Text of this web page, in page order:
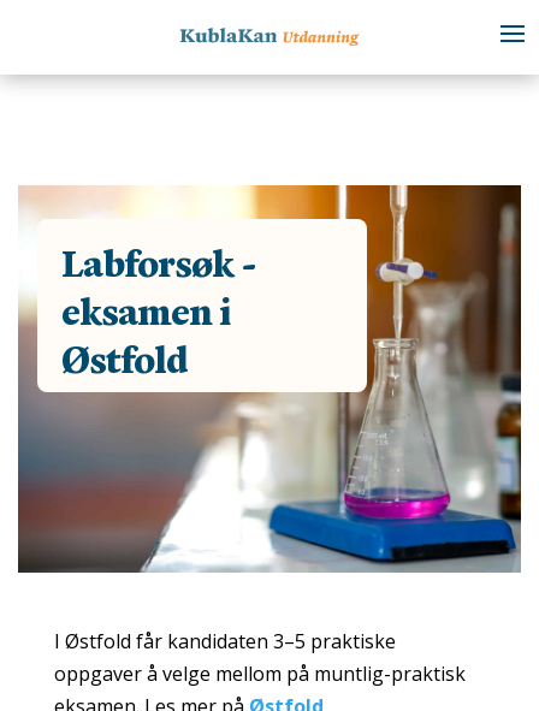
Labforsøk -
eksamen i
Østfold
I Østfold får kandidaten 3–5 praktiske
oppgaver å velge mellom på muntlig-praktisk